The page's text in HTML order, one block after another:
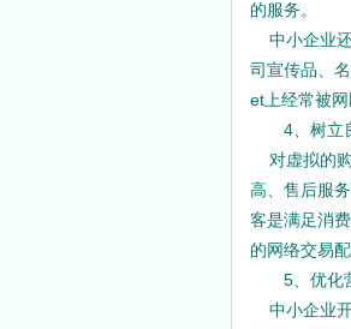
的服务。
中小企业还
司宣传品、
et上经常被
4、树立良
对虚拟的购
高、售后服
客是满足消
的网络交易
5、优化营
中小企业开